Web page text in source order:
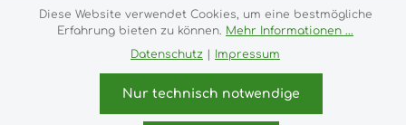
nicht anders angegeben.
Impressum
Allgemeine GeschäftsbedingungenWiderrufsrecht
Kundeninformationen
Diese Website verwendet Cookies, um eine bestmögliche
Erfahrung bieten zu können. Mehr Informationen ...
Datenschutz
Impressum
Nur technisch notwendige